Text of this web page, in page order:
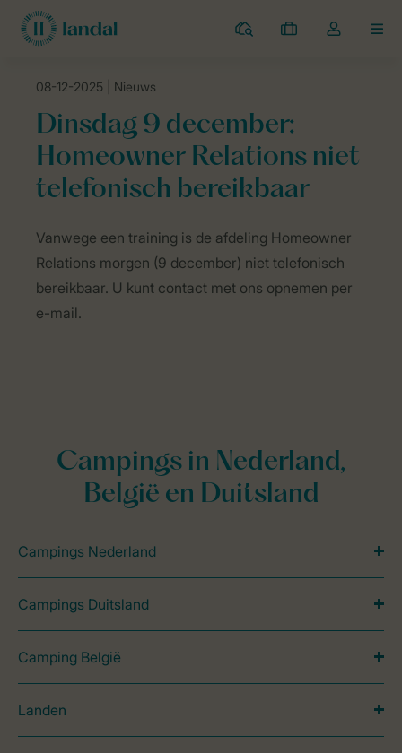
Campings
Mijn
Open
Landal Camping
08-12-2025 | Nieuws
Dinsdag 9 december:
Homeowner Relations niet
telefonisch bereikbaar
Vanwege een training is de afdeling Homeowner
Relations morgen (9 december) niet telefonisch
bereikbaar. U kunt contact met ons opnemen per
e-mail.
Campings in Nederland,
België en Duitsland
Campings Nederland
Campings Duitsland
Camping België
Landen